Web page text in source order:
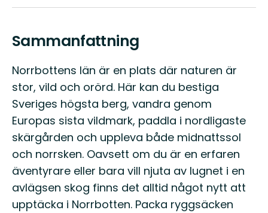
Sammanfattning
Norrbottens län är en plats där naturen är
stor, vild och orörd. Här kan du bestiga
Sveriges högsta berg, vandra genom
Europas sista vildmark, paddla i nordligaste
skärgården och uppleva både midnattssol
och norrsken. Oavsett om du är en erfaren
äventyrare eller bara vill njuta av lugnet i en
avlägsen skog finns det alltid något nytt att
upptäcka i Norrbotten. Packa ryggsäcken